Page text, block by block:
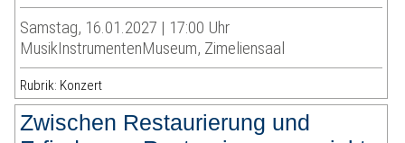
Samstag, 16.01.2027 | 17:00 Uhr
MusikInstrumentenMuseum, Zimeliensaal
Rubrik: Konzert
Zwischen Restaurierung und